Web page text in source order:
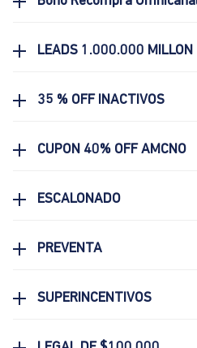
LEADS 1.000.000 MILLON
35 % OFF INACTIVOS
CUPON 40% OFF AMCNO
ESCALONADO
PREVENTA
SUPERINCENTIVOS